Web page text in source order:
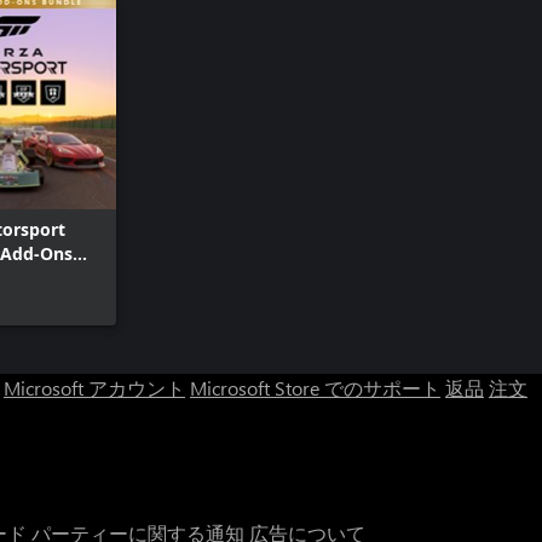
Ons
Microsoft アカウント Microsoft Store でのサポート 返品 注文
ド パーティーに関する通知 広告について